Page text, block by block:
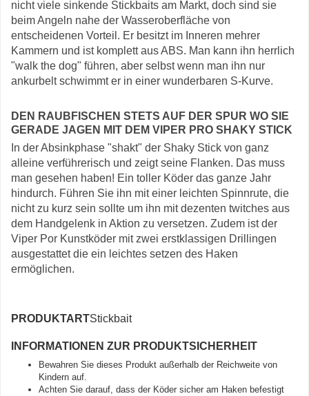
nicht viele sinkende Stickbaits am Markt, doch sind sie
beim Angeln nahe der Wasseroberfläche von
entscheidenen Vorteil. Er besitzt im Inneren mehrer
Kammern und ist komplett aus ABS. Man kann ihn herrlich
"walk the dog" führen, aber selbst wenn man ihn nur
ankurbelt schwimmt er in einer wunderbaren S-Kurve.
DEN RAUBFISCHEN STETS AUF DER SPUR WO SIE
GERADE JAGEN MIT DEM VIPER PRO SHAKY STICK
In der Absinkphase "shakt" der Shaky Stick von ganz
alleine verführerisch und zeigt seine Flanken. Das muss
man gesehen haben! Ein toller Köder das ganze Jahr
hindurch. Führen Sie ihn mit einer leichten Spinnrute, die
nicht zu kurz sein sollte um ihn mit dezenten twitches aus
dem Handgelenk in Aktion zu versetzen. Zudem ist der
Viper Por Kunstköder mit zwei erstklassigen Drillingen
ausgestattet die ein leichtes setzen des Haken
ermöglichen.
PRODUKTARTStickbait
INFORMATIONEN ZUR PRODUKTSICHERHEIT
Bewahren Sie dieses Produkt außerhalb der Reichweite von
Kindern auf.
Achten Sie darauf, dass der Köder sicher am Haken befestigt